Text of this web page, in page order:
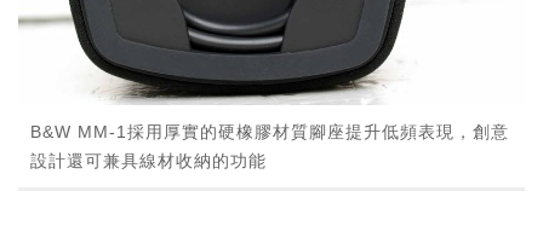
B&W MM-1採用厚實的硬橡膠材質腳座提升低頻表現，創意
設計還可兼具線材收納的功能